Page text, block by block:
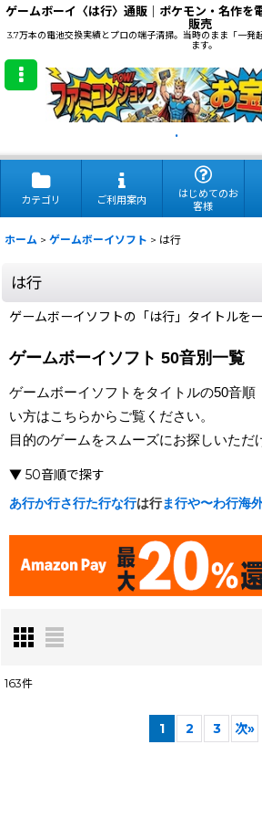
ゲームボーイ〈は行〉通販｜ポケモン・名作を
販売
3.7万本の電池交換実績とプロの端子清掃。当時のまま「一発
ます。
.
カテゴリ ご利用案内
はじめてのお
客様
ホーム > ゲームボーイソフト > は行
は行
ゲームボーイソフトの「は行」タイトルを
ゲームボーイソフト 50音別一覧
ゲームボーイソフトをタイトルの50音順
い方はこちらからご覧ください。
目的のゲームをスムーズにお探しいただ
▼ 50音順で探す
あ行か行さ行た行な行は行ま行や〜わ行海
163件
1 2 3 次»